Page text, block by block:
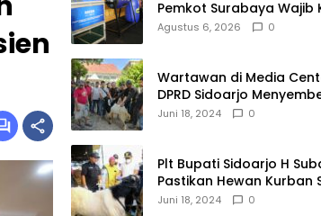
Pemkot Surabaya Wajib
Sampah Organik dari
Agustus 6, 2026 0
Wartawan di Media
DPRD Sidoarjo
Ekor Kambing
Juni 18, 2024 0
Plt Bupati Sidoarjo H
Pastikan Hewan Kurban
dan Aman
Juni 18, 2024 0